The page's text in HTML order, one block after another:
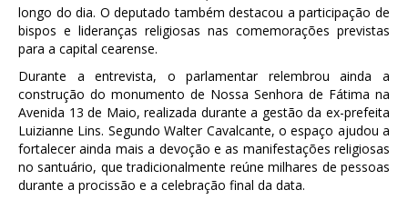
longo do dia. O deputado também destacou a participação de
bispos e lideranças religiosas nas comemorações previstas
para a capital cearense.
Durante a entrevista, o parlamentar relembrou ainda a
construção do monumento de Nossa Senhora de Fátima na
Avenida 13 de Maio, realizada durante a gestão da ex-prefeita
Luizianne Lins. Segundo Walter Cavalcante, o espaço ajudou a
fortalecer ainda mais a devoção e as manifestações religiosas
no santuário, que tradicionalmente reúne milhares de pessoas
durante a procissão e a celebração final da data.